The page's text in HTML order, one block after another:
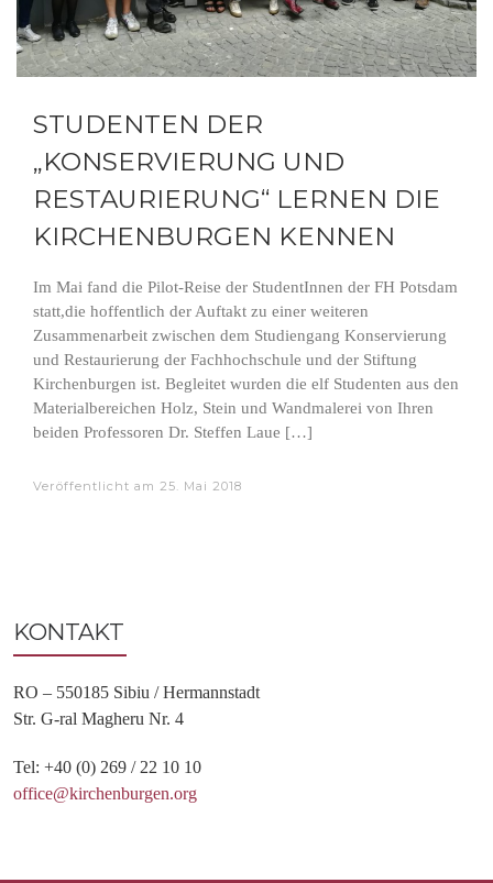
STUDENTEN DER
„KONSERVIERUNG UND
RESTAURIERUNG“ LERNEN DIE
KIRCHENBURGEN KENNEN
Im Mai fand die Pilot-Reise der StudentInnen der FH Potsdam
statt,die hoffentlich der Auftakt zu einer weiteren
Zusammenarbeit zwischen dem Studiengang Konservierung
und Restaurierung der Fachhochschule und der Stiftung
Kirchenburgen ist. Begleitet wurden die elf Studenten aus den
Materialbereichen Holz, Stein und Wandmalerei von Ihren
beiden Professoren Dr. Steffen Laue […]
Veröffentlicht am 25. Mai 2018
KONTAKT
RO – 550185 Sibiu / Hermannstadt
Str. G-ral Magheru Nr. 4
Tel: +40 (0) 269 / 22 10 10
office@kirchenburgen.org